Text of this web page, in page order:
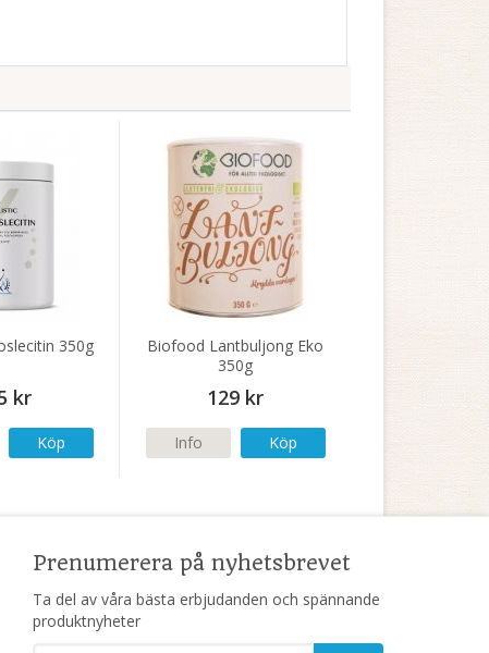
350g
kr
Köp
Biofood Lantbuljong Eko
350g
129 kr
Info Köp
Prenumerera på nyhetsbrevet
Ta del av våra bästa erbjudanden och spännande
produktnyheter